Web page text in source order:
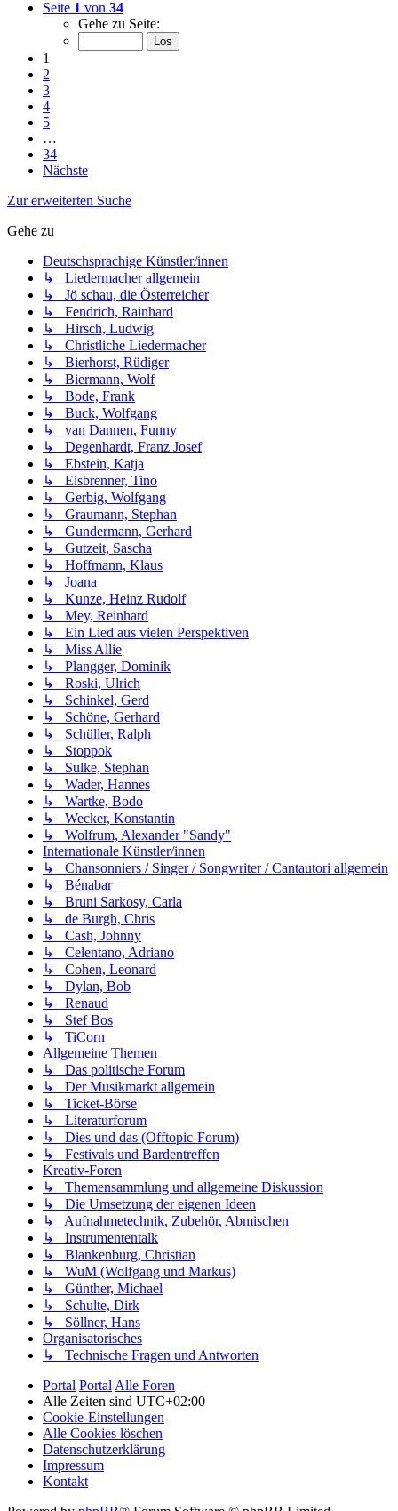
Seite 1 von 34
Gehe zu Seite:
1
2
3
4
5
…
34
Nächste
Zur erweiterten Suche
Gehe zu
Deutschsprachige Künstler/innen
↳ Liedermacher allgemein
↳ Jö schau, die Österreicher
↳ Fendrich, Rainhard
↳ Hirsch, Ludwig
↳ Christliche Liedermacher
↳ Bierhorst, Rüdiger
↳ Biermann, Wolf
↳ Bode, Frank
↳ Buck, Wolfgang
↳ van Dannen, Funny
↳ Degenhardt, Franz Josef
↳ Ebstein, Katja
↳ Eisbrenner, Tino
↳ Gerbig, Wolfgang
↳ Graumann, Stephan
↳ Gundermann, Gerhard
↳ Gutzeit, Sascha
↳ Hoffmann, Klaus
↳ Joana
↳ Kunze, Heinz Rudolf
↳ Mey, Reinhard
↳ Ein Lied aus vielen Perspektiven
↳ Miss Allie
↳ Plangger, Dominik
↳ Roski, Ulrich
↳ Schinkel, Gerd
↳ Schöne, Gerhard
↳ Schüller, Ralph
↳ Stoppok
↳ Sulke, Stephan
↳ Wader, Hannes
↳ Wartke, Bodo
↳ Wecker, Konstantin
↳ Wolfrum, Alexander "Sandy"
Internationale Künstler/innen
↳ Chansonniers / Singer / Songwriter / Cantautori allgemein
↳ Bénabar
↳ Bruni Sarkosy, Carla
↳ de Burgh, Chris
↳ Cash, Johnny
↳ Celentano, Adriano
↳ Cohen, Leonard
↳ Dylan, Bob
↳ Renaud
↳ Stef Bos
↳ TiCorn
Allgemeine Themen
↳ Das politische Forum
↳ Der Musikmarkt allgemein
↳ Ticket-Börse
↳ Literaturforum
↳ Dies und das (Offtopic-Forum)
↳ Festivals und Bardentreffen
Kreativ-Foren
↳ Themensammlung und allgemeine Diskussion
↳ Die Umsetzung der eigenen Ideen
↳ Aufnahmetechnik, Zubehör, Abmischen
↳ Instrumententalk
↳ Blankenburg, Christian
↳ WuM (Wolfgang und Markus)
↳ Günther, Michael
↳ Schulte, Dirk
↳ Söllner, Hans
Organisatorisches
↳ Technische Fragen und Antworten
Portal Portal Alle Foren
Alle Zeiten sind UTC+02:00
Cookie-Einstellungen
Alle Cookies löschen
Datenschutzerklärung
Impressum
Kontakt